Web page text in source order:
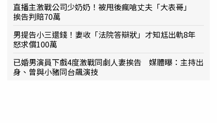
直播主激戰公司少奶奶！被甩後瘋嗆丈夫「大表哥」
挨告判賠70萬
男提告小三還錢！妻收「法院答辯狀」才知尪出軌8年
怒求償100萬
已婚男演員下戲4度激戰同劇人妻挨告 媒體曝：主持出
身、曾與小豬同台飆演技